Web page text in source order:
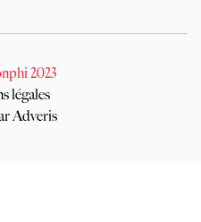
2023
légales
Adveris